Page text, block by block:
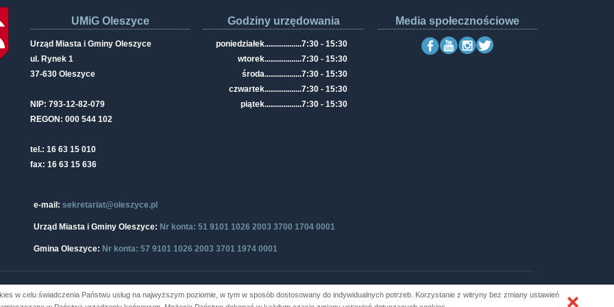
UMiG Oleszyce
Urząd Miasta i Gminy Oleszyce
ul. Rynek 1
37-630 Oleszyce
NIP: 793-12-82-079
REGON: 000 544 102
tel.: 16 63 15 010
fax: 16 63 15 636
Godziny urzędowania
poniedziałek..................7:30 - 15:30
wtorek..................7:30 - 15:30
środa..................7:30 - 15:30
czwartek..................7:30 - 15:30
piątek..................7:30 - 15:30
Media społecznościowe
e-mail: sekretariat@oleszyce.pl
Urząd Miasta i Gminy Oleszyce: Nr konta: 51 9101 1026 2003 3700 1704 0001
Gmina Oleszyce: Nr konta: 57 9101 1026 2003 3701 1974 0001
Oleszyce Produkcja i hosting: ZETO-RZESZÓW
w celu świadczenia Państwu usług na najwyższym poziomie, w tym w sposób dostosowany do indywidualnych potrzeb. Korzystanie z witryny bez zmiany ustawień